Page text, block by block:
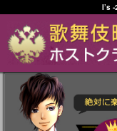
I’s